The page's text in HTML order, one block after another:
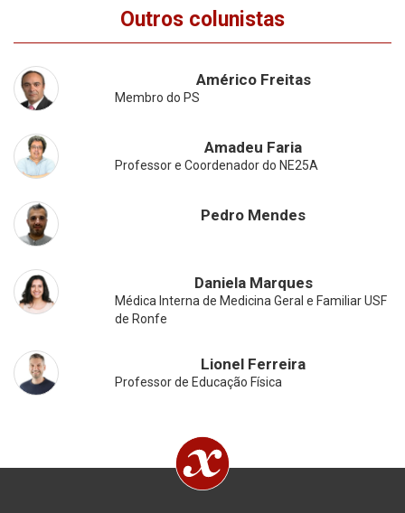
Outros colunistas
Américo Freitas
Membro do PS
Amadeu Faria
Professor e Coordenador do NE25A
Pedro Mendes
Daniela Marques
Médica Interna de Medicina Geral e Familiar USF
de Ronfe
Lionel Ferreira
Professor de Educação Física